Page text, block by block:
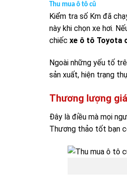
Thu mua ô tô cũ
Kiểm tra số Km đã
này khi chọn xe hơi.
chiếc xe ô tô Toyota
Ngoài những yếu tố
sản xuất, hiện trạng
Thương lượng giá
Đây là điều mà mọi
Thương thảo tốt bạn